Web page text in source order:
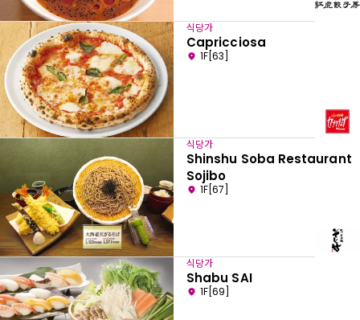
식당가
Capricciosa
1F[63]
식당가
Shinshu Soba Restaurant
Sojibo
1F[67]
식당가
Shabu SAI
1F[69]